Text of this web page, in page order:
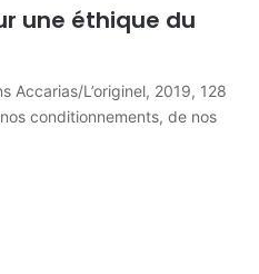
une éthique du
Accarias/L’originel, 2019, 128
conditionnements, de nos